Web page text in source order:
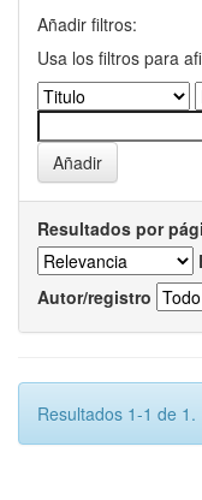
Añadir filtros:
Usa los filtros para
Resultados por
Autor/registro
Resultados 1-1 de 1.